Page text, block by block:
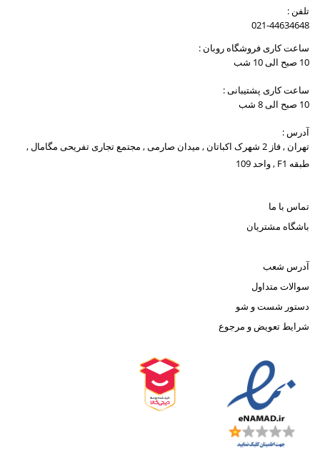
تلفن :
021-44634648
ساعت کاری فروشگاه روبان :
10 صبح الی 10 شب
ساعت کاری پشتیبانی :
10 صبح الی 8 شب
آدرس :
تهران , فاز 2 شهرک اکباتان , میدان صارمی , مجتمع تجاری تفریحی مگامال ,
طبقه F1 , واحد 109
تماس با ما
باشگاه مشتریان
آدرس شعب
سوالات متداول
دستور شست و شو
شرایط تعویض و مرجوع